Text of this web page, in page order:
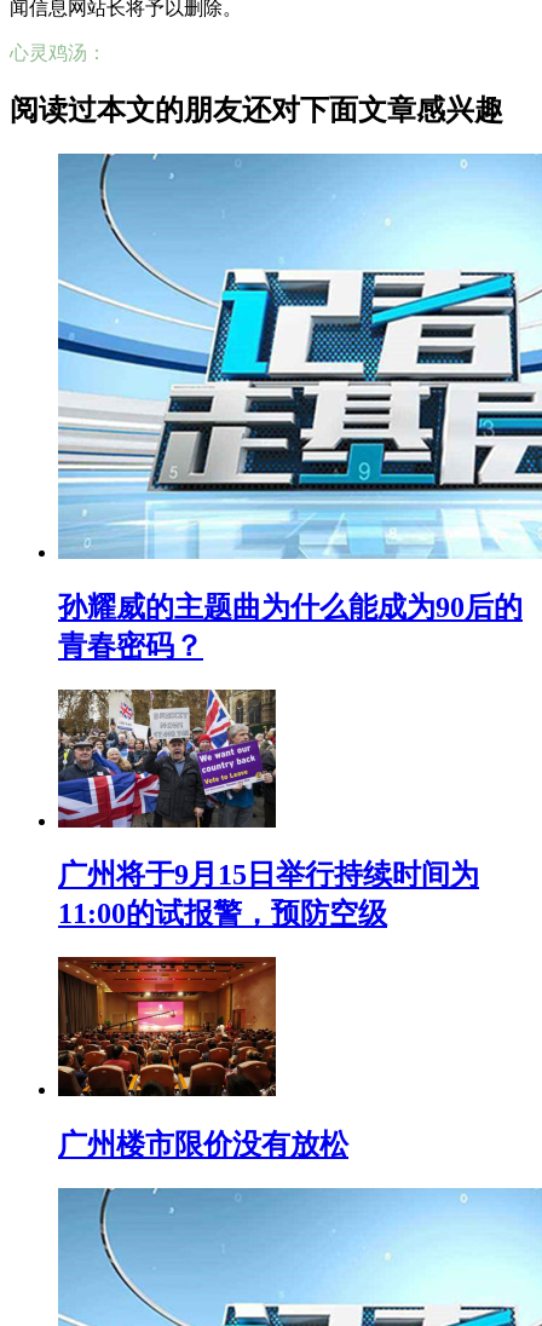
闻信息网站长将予以删除。
心灵鸡汤：
阅读过本文的朋友还对下面文章感兴趣
孙耀威的主题曲为什么能成为90后的
青春密码？
广州将于9月15日举行持续时间为
11:00的试报警，预防空级
广州楼市限价没有放松